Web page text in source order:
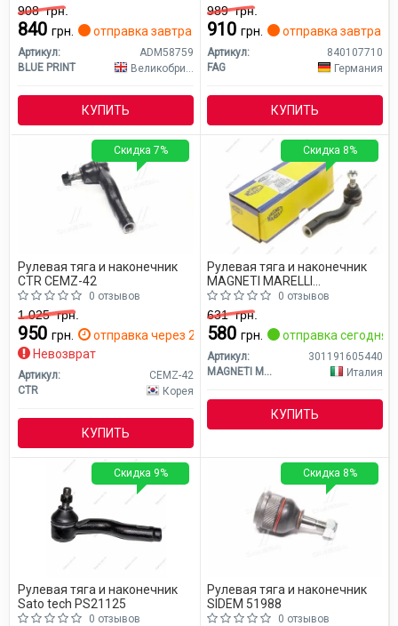
908грн.
840 грн. отправка завтра
Артикул:
ADM58759
BLUE PRINT
Великобритания
КУПИТЬ
989грн.
910 грн. отправка завтра
Артикул:
840107710
FAG
Германия
КУПИТЬ
Рулевая тяга и наконечник
CTR CEMZ-42
0 отзывов
1 025грн.
950 грн.
отправка через 2 дн.
Невозврат
Артикул:
CEMZ-42
CTR
Корея
КУПИТЬ
Скидка 7%
Рулевая тяга и наконечник
MAGNETI MARELLI
3011916054400 отзывов
631грн.
580 грн. отправка сегодня
Артикул:
301191605440
MAGNETI MARELLI
Италия
КУПИТЬ
Скидка 8%
Рулевая тяга и наконечник
Sato tech PS21125
0 отзывов
Скидка 9%
Рулевая тяга и наконечник
SIDEM 51988
0 отзывов
Скидка 8%